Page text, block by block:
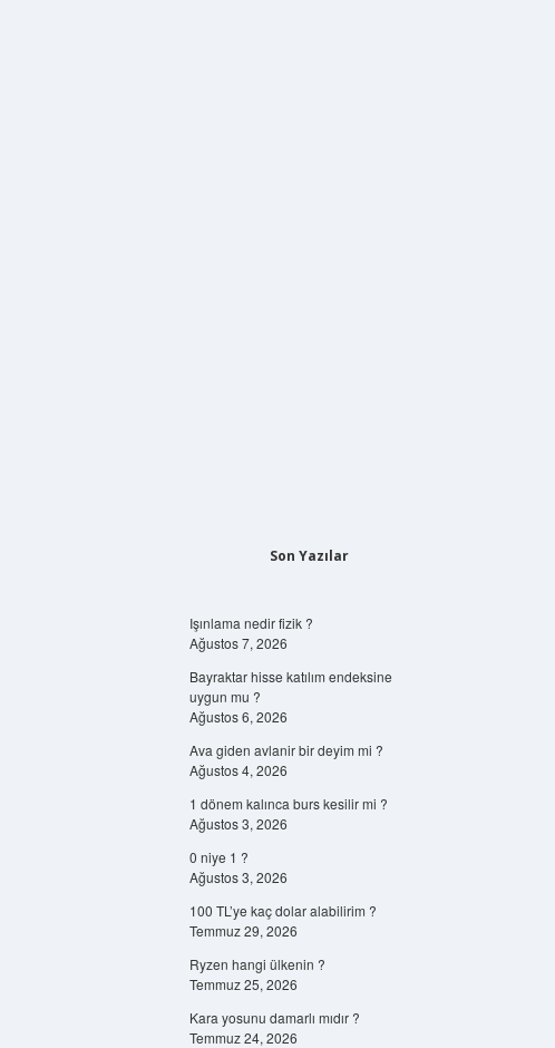
Son Yazılar
Işınlama nedir fizik ?
Ağustos 7, 2026
Bayraktar hisse katılım endeksine
uygun mu ?
Ağustos 6, 2026
Ava giden avlanir bir deyim mi ?
Ağustos 4, 2026
1 dönem kalınca burs kesilir mi ?
Ağustos 3, 2026
0 niye 1 ?
Ağustos 3, 2026
100 TL’ye kaç dolar alabilirim ?
Temmuz 29, 2026
Ryzen hangi ülkenin ?
Temmuz 25, 2026
Kara yosunu damarlı mıdır ?
Temmuz 24, 2026